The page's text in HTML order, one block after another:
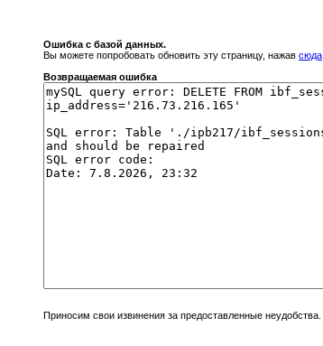
Ошибка с базой данных.
Вы можете попробовать обновить эту страницу, нажав сюда
Возвращаемая ошибка
Приносим свои извинения за предоставленные неудобства.